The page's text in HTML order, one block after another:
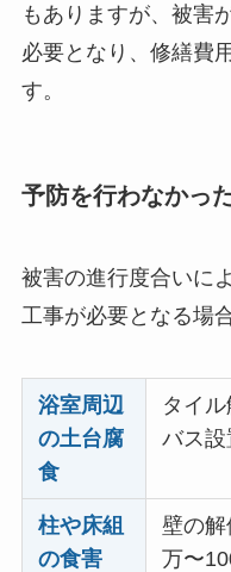
もありますが、被害
必要となり、修繕費
す。
予防を行わなかっ
被害の進行度合いに
工事が必要となる場
浴室周辺
の土台腐
食
タイ
バス設
柱や床組
の食害
壁の
万〜